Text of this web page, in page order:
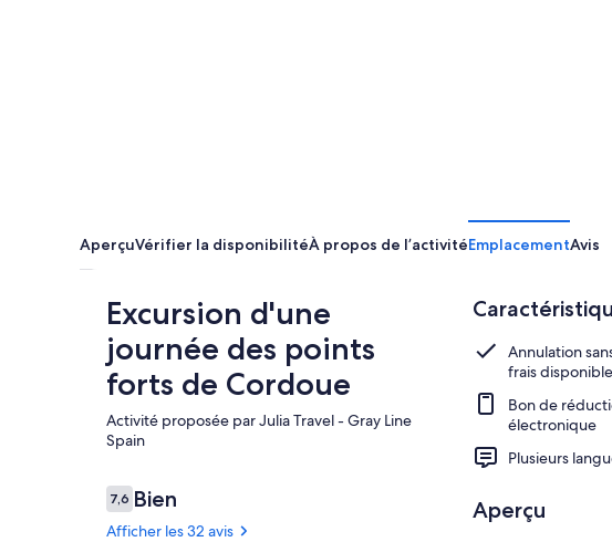
AperçuVérifier la disponibilitéÀ propos de l’activitéEmplacementAvis
Excursion d'une
journée des points
forts de Cordoue
Activité proposée par Julia Travel - Gray Line
Spain
Avis
7,67,6 sur 10 –
Bien
Afficher les 32 avis
Annulation
frais disponible
Bon de
électronique
Plusieurs
Aperçu